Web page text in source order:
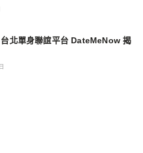
北單身聯誼平台 DateMeNow 揭